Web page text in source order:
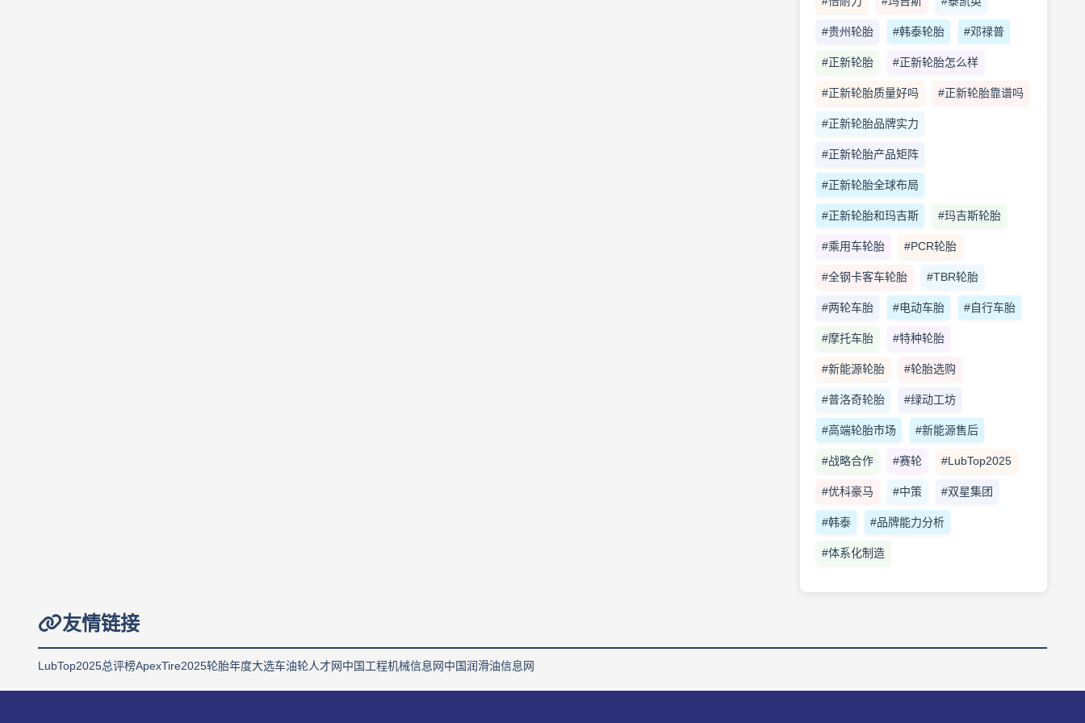
#贵州轮胎 #韩泰轮胎 #邓禄普
#正新轮胎 #正新轮胎怎么样
#正新轮胎质量好吗 #正新轮胎靠谱吗
#正新轮胎品牌实力
#正新轮胎产品矩阵
#正新轮胎全球布局
#正新轮胎和玛吉斯 #玛吉斯轮胎
#乘用车轮胎 #PCR轮胎
#全钢卡客车轮胎 #TBR轮胎
#两轮车胎 #电动车胎 #自行车胎
#摩托车胎 #特种轮胎
#新能源轮胎 #轮胎选购
#普洛奇轮胎 #绿动工坊
#高端轮胎市场 #新能源售后
#战略合作 #赛轮 #LubTop2025
#优科豪马 #中策 #双星集团
#韩泰 #品牌能力分析
#体系化制造
友情链接
LubTop2025总评榜ApexTire2025轮胎年度大选车油轮人才网中国工程机械信息网中国润滑油信息网